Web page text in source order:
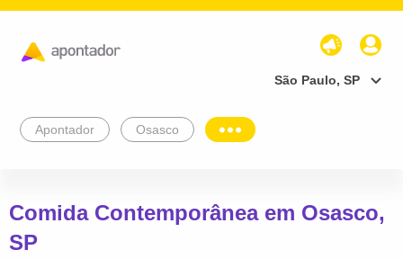
São Paulo, SP
Apontador Osasco
Comida Contemporânea em Osasco,
SP